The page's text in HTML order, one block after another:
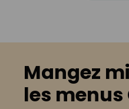
Mangez
les menus